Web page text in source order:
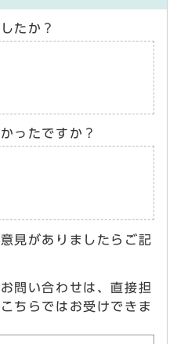
たか？
ったですか？
見がありましたらご記
問い合わせは、直接担
ちらではお受けできま